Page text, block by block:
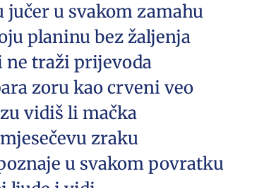
u svakom zamahu
planinu bez žaljenja
ne traži prijevoda
zoru kao crveni veo
vidiš li mačka
zraku
u svakom povratku